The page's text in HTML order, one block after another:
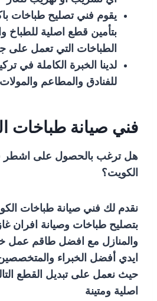
يقوم فني تصليح طباخات
بتأمين قطع اصلية للطباخ
الطباخات التي تعمل على
لدينا الخبرة الكاملة في
للفنادق والمطاعم
فني صيانة طباخات
هل ترغب بالحصول على اشطر
الكويت؟
نقدم لك فني صيانة طباخات
بتصليح طباخات وصيانة افران
والمنازل مع افضل طاقم عمل
ايدي أفضل الخبراء
حيث نعمل على تبديل القطع
اصلية ومتينة